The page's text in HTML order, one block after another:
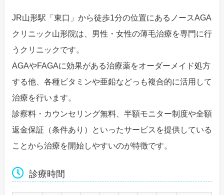
JR山形駅「東口」から徒歩1分の位置にあるノースAGA
クリニック山形院は、男性・女性の薄毛治療を専門に行
うクリニックです。
AGAやFAGAに効果がある治療薬をオーダーメイド処方
する他、各種ビタミンや亜鉛などっも複合的に活用して
治療を行います。
診察料・カウンセリング無料、半額モニター制度や全額
返金保証（条件あり）といったサービスを提供している
ことから治療を開始しやすいのが特徴です。
診療時間